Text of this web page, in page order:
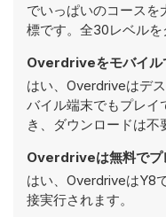
でいっぱいのコースを
標です。全30レベルを
Overdriveをモバイル
はい、Overdriveはデ
バイル端末でもプレイ
き、ダウンロードは不
Overdriveは無料でプ
はい、OverdriveはY8
接実行されます。